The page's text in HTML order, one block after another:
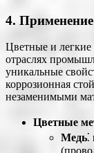
4.
Цветные и
отраслях
уникальные
коррозионная
незаменимыми
Цветные
Медь